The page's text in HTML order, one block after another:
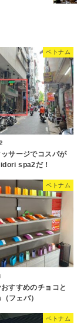
ベトナム
ッサージでコスパが
spa2だ！
ベトナム
すすめのチョコと
フェバ）
ベトナム